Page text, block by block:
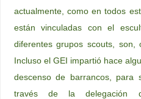
actualmente, como en todos
están vinculadas con el
diferentes grupos scouts, son,
Incluso el GEI impartió hace
descenso de barrancos, para
través de la delegación